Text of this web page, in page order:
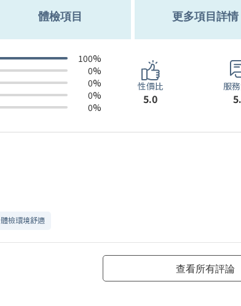
體檢項目 更多項目詳情
100%
0%
0%
0%
0%
性價比
5.0
服
體檢環境舒適​
查看所有評論